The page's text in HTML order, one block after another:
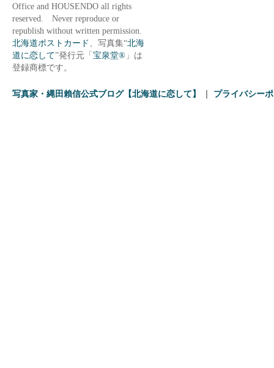
Office and HOUSENDO all rights
reserved. Never reproduce or
republish without written permission.
北海道ポストカード
、写真集“北海
道に恋して”発行元「 宝泉堂® 」は
登録商標です。
写真家・縄田賴信公式ブログ【北海道に恋して】 プライバシー